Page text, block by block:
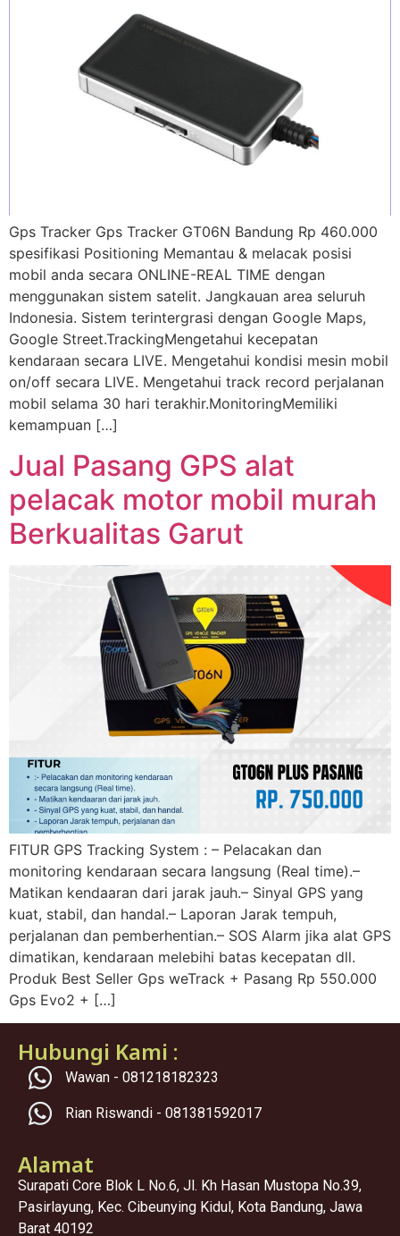
Gps Tracker Gps Tracker GT06N Bandung Rp 460.000
spesifikasi Positioning Memantau & melacak posisi
mobil anda secara ONLINE-REAL TIME dengan
menggunakan sistem satelit. Jangkauan area seluruh
Indonesia. Sistem terintergrasi dengan Google Maps,
Google Street.TrackingMengetahui kecepatan
kendaraan secara LIVE. Mengetahui kondisi mesin mobil
on/off secara LIVE. Mengetahui track record perjalanan
mobil selama 30 hari terakhir.MonitoringMemiliki
kemampuan […]
Jual Pasang GPS alat
pelacak motor mobil murah
Berkualitas Garut
FITUR GPS Tracking System : – Pelacakan dan
monitoring kendaraan secara langsung (Real time).–
Matikan kendaaran dari jarak jauh.– Sinyal GPS yang
kuat, stabil, dan handal.– Laporan Jarak tempuh,
perjalanan dan pemberhentian.– SOS Alarm jika alat GPS
dimatikan, kendaraan melebihi batas kecepatan dll.
Produk Best Seller Gps weTrack + Pasang Rp 550.000
Gps Evo2 + […]
Hubungi Kami :
Wawan - 081218182323
Rian Riswandi - 081381592017
Alamat
Surapati Core Blok L No.6, Jl. Kh Hasan Mustopa No.39,
Pasirlayung, Kec. Cibeunying Kidul, Kota Bandung, Jawa
Barat 40192